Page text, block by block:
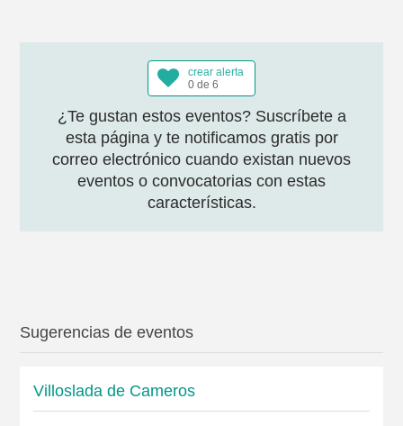
crear alerta
0 de 6
¿Te gustan estos eventos? Suscríbete a
esta página y te notificamos gratis por
correo electrónico cuando existan nuevos
eventos o convocatorias con estas
características.
Sugerencias de eventos
Villoslada de Cameros